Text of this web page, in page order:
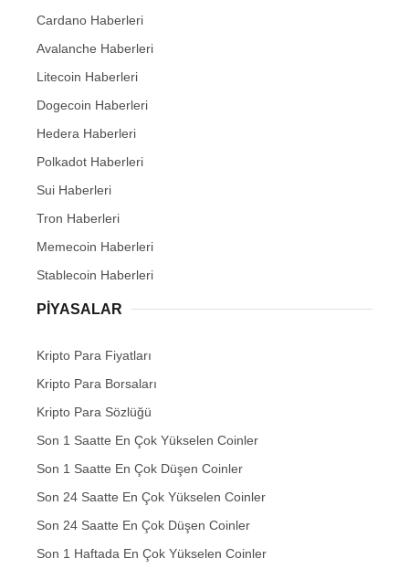
Cardano Haberleri
Avalanche Haberleri
Litecoin Haberleri
Dogecoin Haberleri
Hedera Haberleri
Polkadot Haberleri
Sui Haberleri
Tron Haberleri
Memecoin Haberleri
Stablecoin Haberleri
PIYASALAR
Kripto Para Fiyatları
Kripto Para Borsaları
Kripto Para Sözlüğü
Son 1 Saatte En Çok Yükselen Coinler
Son 1 Saatte En Çok Düşen Coinler
Son 24 Saatte En Çok Yükselen Coinler
Son 24 Saatte En Çok Düşen Coinler
Son 1 Haftada En Çok Yükselen Coinler